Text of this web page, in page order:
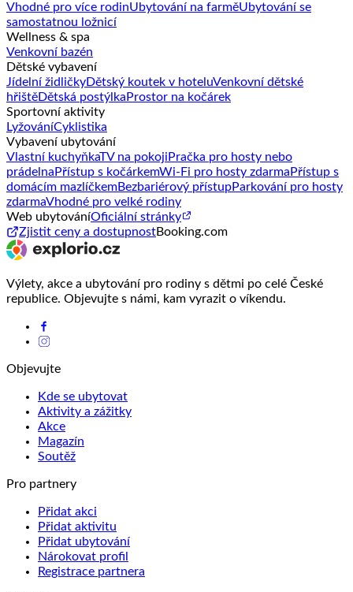
Vhodné pro více rodinUbytování na farměUbytování se
samostatnou ložnicí
Wellness & spa
Venkovní bazén
Dětské vybavení
Jídelní židličkyDětský koutek v hoteluVenkovní dětské
hřištěDětská postýlka Prostor na kočárek
Sportovní aktivity
LyžováníCyklistika
Vybavení ubytování
Vlastní kuchyňkaTV na pokoji Pračka pro hosty nebo
prádelna Přístup s kočárkemWi-Fi pro hosty zdarma Přístup s
domácím mazlíčkemBezbariérový přístupParkování pro hosty
zdarmaVhodné pro velké rodiny
Web ubytováníOficiální stránky
Zjistit ceny a dostupnostBooking.com
Výlety, akce a ubytování pro rodiny s dětmi po celé České
republice. Objevujte s námi, kam vyrazit o víkendu.
Objevujte
Kde se ubytovat
Aktivity a zážitky
Akce
Magazín
Soutěž
Pro partnery
Přidat akci
Přidat aktivitu
Přidat ubytování
Nárokovat profil
Registrace partnera